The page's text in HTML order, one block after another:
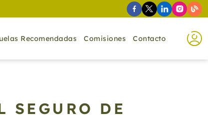
Recomendadas Comisiones Contacto
SEGURO DE